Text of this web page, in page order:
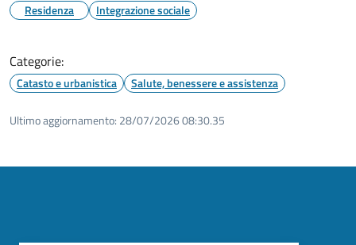
Residenza Integrazione sociale
Categorie:
Catasto e urbanistica Salute, benessere e assistenza
Ultimo aggiornamento: 28/07/2026 08:30.35